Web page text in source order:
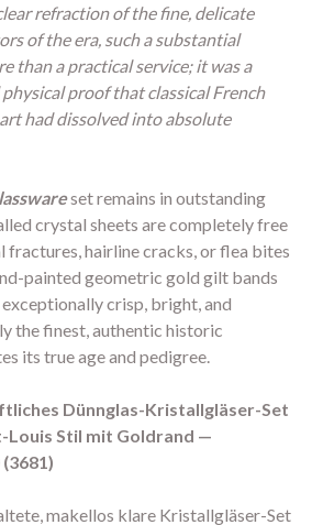
refraction of the fine, delicate
of the era, such a substantial
than a practical service; it was a
proof that classical French
had dissolved into absolute
set remains in outstanding
crystal sheets are completely free
fractures, hairline cracks, or flea bites
painted geometric gold gilt bands
crisp, bright, and
the finest, authentic historic
its true age and pedigree.
Dünnglas-Kristallgläser-Set
Louis Stil mit Goldrand —
makellos klare Kristallgläser-Set